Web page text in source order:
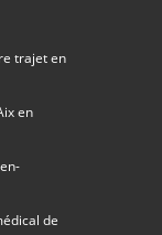
trajet en
en
de